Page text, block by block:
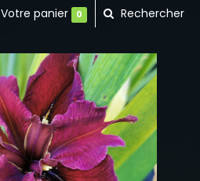
Next
Votre panier 0 Rechercher